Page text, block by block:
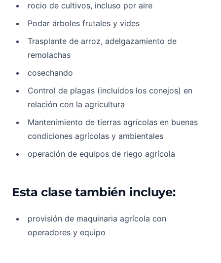
rocio de cultivos, incluso por aire
Podar árboles frutales y vides
Trasplante de arroz, adelgazamiento de
remolachas
cosechando
Control de plagas (incluidos los conejos) en
relación con la agricultura
Mantenimiento de tierras agrícolas en buenas
condiciones agrícolas y ambientales
operación de equipos de riego agrícola
Esta clase también incluye:
provisión de maquinaria agrícola con
operadores y equipo